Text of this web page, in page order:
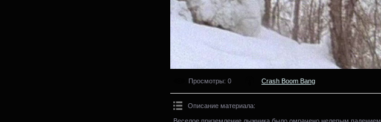
Просмотры: 0 Crash Boom Bang
Описание материала:
Веселое приземление лыжника было омрачено нелепым падением.